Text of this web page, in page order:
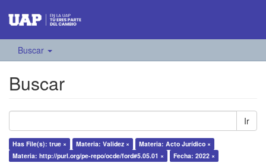
Buscar
Buscar
Ir
Has File(s): true × Materia: Validez ×
Materia: Acto Jurídico ×
Materia: http://purl.org/pe-repo/ocde/ford#5.05.01 ×
Fecha: 2022 ×